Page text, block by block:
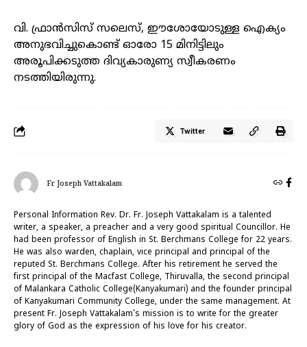
വി. ഫ്രാൻസിസ് സലെസ്, ഈശോയോടുള്ള ഐക്യം
അനുഭവിച്ചുകൊണ്ട് ഓരോ 15 മിനിട്ടിലും
അരൂപിക്കടുത്ത ദിവ്യകാരുണ്യ സ്വീകരണം
നടത്തിയിരുന്നു.
Twitter
Fr Joseph Vattakalam
Personal Information Rev. Dr. Fr. Joseph Vattakalam is a talented
writer, a speaker, a preacher and a very good spiritual Councillor. He
had been professor of English in St. Berchmans College for 22 years.
He was also warden, chaplain, vice principal and principal of the
reputed St. Berchmans College. After his retirement he served the
first principal of the Macfast College, Thiruvalla, the second principal
of Malankara Catholic College(Kanyakumari) and the founder principal
of Kanyakumari Community College, under the same management. At
present Fr. Joseph Vattakalam's mission is to write for the greater
glory of God as the expression of his love for his creator.